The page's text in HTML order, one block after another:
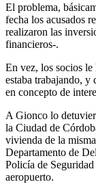
El problema,
fecha los acusados
realizaron las
financieros-.
En vez, los socios le
estaba trabajando, y
en concepto de
A Gionco lo
la Ciudad de
vivienda de la
Departamento de
Policía de
aeropuerto.